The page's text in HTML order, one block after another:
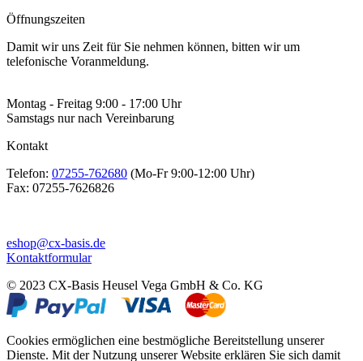
Öffnungszeiten
Damit wir uns Zeit für Sie nehmen können, bitten wir um
telefonische Voranmeldung.
Montag - Freitag 9:00 - 17:00 Uhr
Samstags nur nach Vereinbarung
Kontakt
Telefon: 07255-762680 (Mo-Fr 9:00-12:00 Uhr)
Fax: 07255-7626826
eshop@cx-basis.de
Kontaktformular
© 2023 CX-Basis Heusel Vega GmbH & Co. KG
Cookies ermöglichen eine bestmögliche Bereitstellung unserer
Dienste. Mit der Nutzung unserer Website erklären Sie sich damit